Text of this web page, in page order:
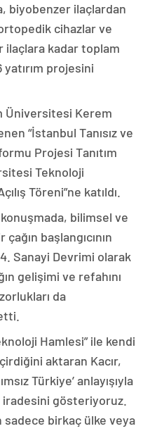
biyobenzer ilaçlardan
cihazlar ve
kadar toplam
projesini
Üniversitesi Kerem
“İstanbul Tanısız ve
Projesi Tanıtım
Teknoloji
Töreni”ne katıldı.
bilimsel ve
başlangıcının
4. Sanayi Devrimi olarak
gelişimi ve refahını
da
Hamlesi” ile kendi
aktaran Kacır,
Türkiye’ anlayışıyla
gösteriyoruz.
birkaç ülke veya